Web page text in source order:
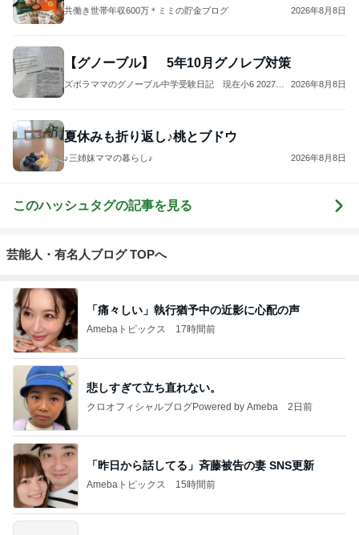
共働き世帯年収600万＊ミミの貯金ブログ 2026年8月8日
【グノーブル】 5年10月グノレブ対策
ズボラママのグノーブル中学受験日記 現在小6 2027受
2026年8月8日
夏休みも折り返し♪桃とブドウ
♪三姉妹ママの暮らし♪ 2026年8月8日
このハッシュタグの記事を見る
芸能人・有名人ブログ TOPへ
「痛々しい」執行猶予中の近影に心配の声
Amebaトピックス 17時間前
悲しすぎて立ち直れない。
クロオフィシャルブログPowered by Ameba 2日前
「昨日から話してる」斉藤被告の妻 SNS更新
Amebaトピックス 15時間前